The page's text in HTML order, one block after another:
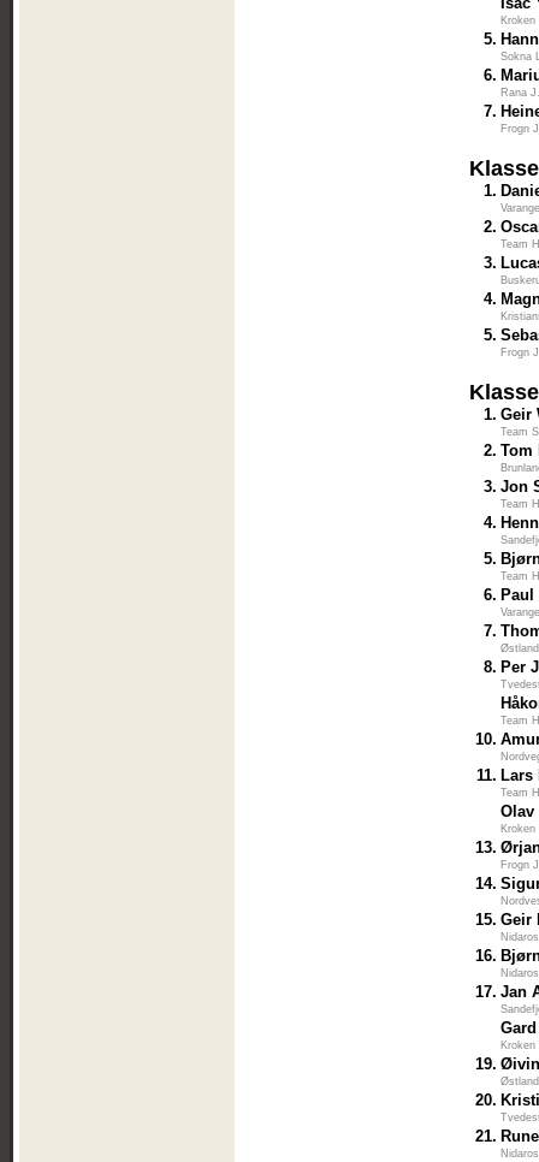
5.
Sokna
6.
Rana
7.
Frogn
1.
2.
Team
3.
4.
5.
Frogn
1. Geir
Team
2. Tom
3. Jon
Team
4.
5.
Team
6. Paul
7.
8. Per
Team
10.
11. Lars
Team
Olav
13.
Frogn
14.
15. Geir
16.
17. Jan
19.
20.
21.